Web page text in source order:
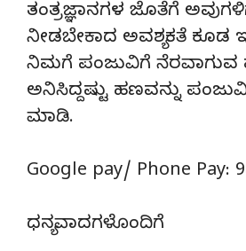
ತಂತ್ರಜ್ಞಾನಗಳ ಜೊತೆಗೆ
ನೀಡಬೇಕಾದ ಅವಶ್ಯಕತೆ ಕೂಡ
ನಿಮಗೆ ಪಂಜುವಿಗೆ
ಅನಿಸಿದ್ದಷ್ಟು ಹಣವನ್ನು
ಮಾಡಿ.
Google pay/ Phone Pay:
ಧನ್ಯವಾದಗಳೊಂದಿಗೆ